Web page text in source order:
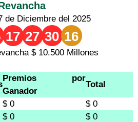
de Diciembre del 2025
17 27 30 16
$ 10.500 Millones
Premios por
Ganador
Total
$ 0
$ 0
$ 0
$ 0